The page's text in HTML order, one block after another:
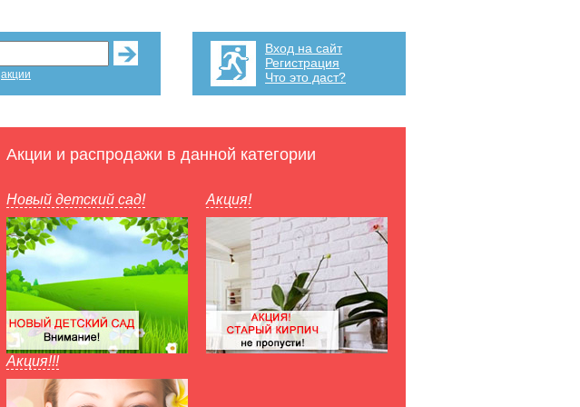
акции
Вход на сайт
Регистрация
Что это даст?
Акции и распродажи в данной категории
Новый детский сад! Акция!
Акция!!!